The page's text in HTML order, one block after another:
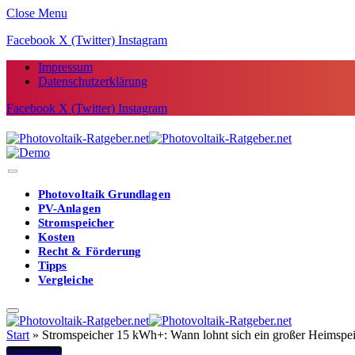
Close Menu
Facebook X (Twitter) Instagram
Impressum
Datenschutzerklärung
Facebook X (Twitter) Instagram
Photovoltaik Grundlagen
PV-Anlagen
Stromspeicher
Kosten
Recht & Förderung
Tipps
Vergleiche
Start » Stromspeicher 15 kWh+: Wann lohnt sich ein großer
Stromspeicher